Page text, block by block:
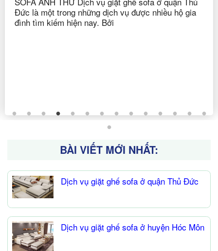
Dịch Vụ Giặt Ghế Sofa Ở Quận Phú Nhuận
Mục LụcDịch vụ giặt sofa ở Quận 11Quy trình giặt
BÀI VIẾT MỚI NHẤT:
Dịch vụ giặt ghế sofa ở quận Thủ Đức
Dịch vụ giặt ghế sofa ở huyện Hóc Môn